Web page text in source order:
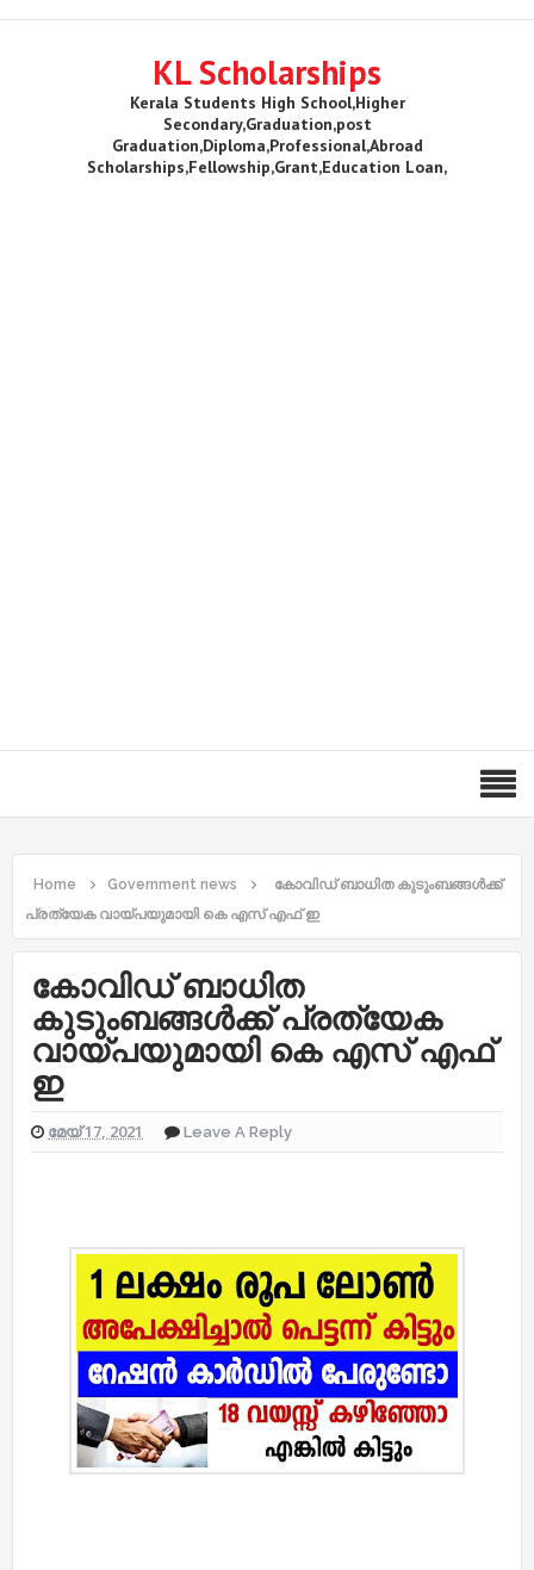
KL Scholarships
Kerala Students High School,Higher
Secondary,Graduation,post
Graduation,Diploma,Professional,Abroad
Scholarships,Fellowship,Grant,Education Loan,
Home Government news
കോവിഡ് ബാധിത കുടുംബങ്ങൾക്ക്
പ്രത്യേക വായ്പയുമായി കെ എസ് എഫ് ഇ
കോവിഡ് ബാധിത
കുടുംബങ്ങൾക്ക് പ്രത്യേക
വായ്പയുമായി കെ എസ് എഫ്
ഇ
മേയ് 17, 2021 Leave A Reply